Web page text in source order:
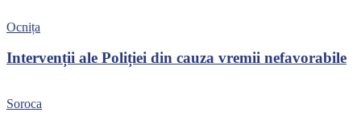
Ocnița
Intervenții ale Poliției din cauza vremii nefavorabile
Soroca